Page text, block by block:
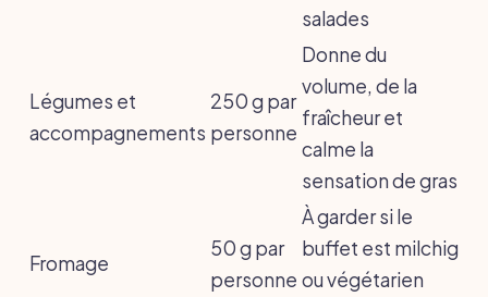
salades
Légumes et
accompagnements
250 g par
personne
Donne du
volume, de la
fraîcheur et
calme la
sensation de gras
Fromage
50 g par
personne
À garder si le
buffet est milchig
ou végétarien